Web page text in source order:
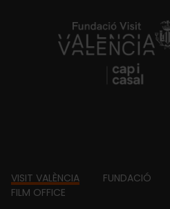
https://
Footer
VISIT VALÈNCIA FUNDACIÓ
FILM OFFICE